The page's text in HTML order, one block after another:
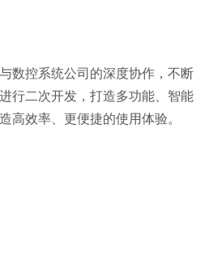
数控系统公司的深度协作，不断
行二次开发，打造多功能、智能
高效率、更便捷的使用体验。